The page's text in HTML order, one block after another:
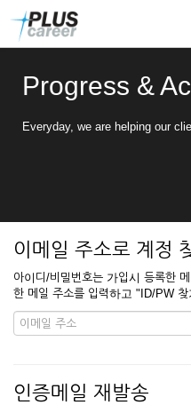
Progress &
Everyday, we are helping our
이메일 주소로 계정
아이디/비밀번호는 가입시 등록한
한 메일 주소를 입력하고 "ID/PW
인증메일 재발송